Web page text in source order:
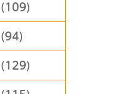
(109)
(94)
(129)